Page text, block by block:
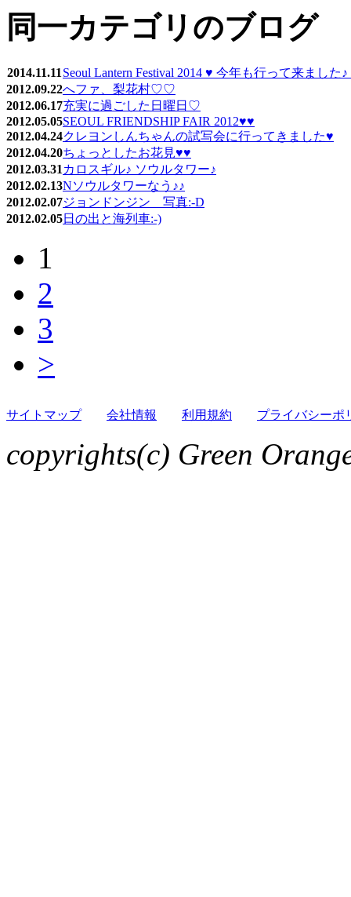
同一カテゴリのブログ
2014.11.11 Seoul Lantern Festival 2014 ♥ 今年も行って来ました
2012.09.22へファ、梨花村♡♡
2012.06.17充実に過ごした日曜日♡
2012.05.05SEOUL FRIENDSHIP FAIR 2012♥♥
2012.04.24クレヨンしんちゃんの試写会に行ってきました♥
2012.04.20ちょっとしたお花見♥♥
2012.03.31 カロスギル♪ ソウルタワー♪
2012.02.13Nソウルタワーなう♪♪
2012.02.07ジョンドンジン 写真:-D
2012.02.05日の出と海列車:-)
1
2
3
>
サイトマップ 会社情報 利用規約 プライバシーポ
copyrights(c) Green